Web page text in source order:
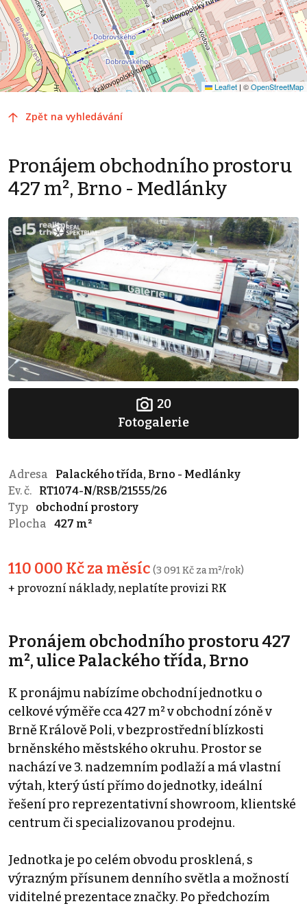
Leaflet | ©OpenStreetMap
Zpět na vyhledávání
Pronájem obchodního prostoru
427 m², Brno - Medlánky
20
Fotogalerie
Adresa
Palackého třída, Brno - Medlánky
Ev. č.
RT1074-N/RSB/21555/26
Typ
obchodní prostory
Plocha
427 m²
110 000 Kč za měsíc (3 091 Kč za m²/rok)
+ provozní náklady, neplatíte provizi RK
Pronájem obchodního prostoru 427
m², ulice Palackého třída, Brno
K pronájmu nabízíme obchodní jednotku o
celkové výměře cca 427 m² v obchodní zóně v
Brně Králově Poli, v bezprostřední blízkosti
brněnského městského okruhu. Prostor se
nachází ve 3. nadzemním podlaží a má vlastní
výtah, který ústí přímo do jednotky, ideální
řešení pro reprezentativní showroom, klientské
centrum či specializovanou prodejnu.
Jednotka je po celém obvodu prosklená, s
výrazným přísunem denního světla a možností
viditelné prezentace značky. Po předchozím